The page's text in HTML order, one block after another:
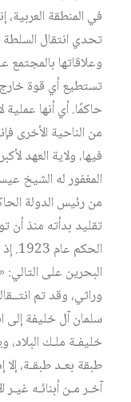
في المنطقة العربية،
تحدي انتقال السلطة
وعلاقاتها بالمجتمع
تستطيع أي قوة خارج
حاكمًا. أي أنها عملية
من الناحية الأخرى
فيها، ولاية العهد
المغفور له الشيخ
من رئيس الدولة
تقليد بدأته منذ
البحرين على
وراثي، وقد تم
سلمان آل خليفة إلى
خليفـة ملـك البلاد،
طبقة بعـد طبقـة، إلا
آخـر مـن أبنائـه غيـر